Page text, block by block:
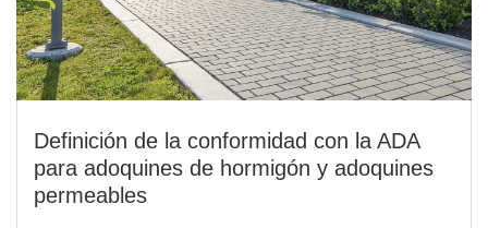
Definición de la conformidad con la ADA
para adoquines de hormigón y adoquines
permeables